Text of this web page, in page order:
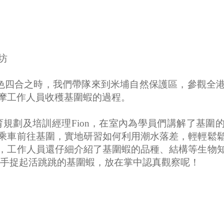
四合之時，我們帶隊來到米埔自然保護區，參觀全
工作人員收穫基圍蝦的過程。
劃及培訓經理Fion，在室內為學員們講解了基圍
車前往基圍，實地研習如何利用潮水落差，輕輕鬆
工作人員還仔細介紹了基圍蝦的品種、結構等生物
捉起活跳跳的基圍蝦，放在掌中認真觀察呢！